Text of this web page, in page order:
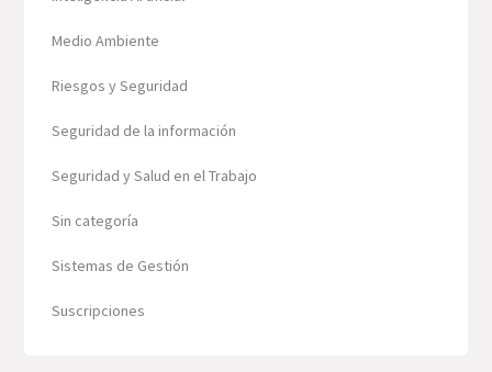
Medio Ambiente
Riesgos y Seguridad
Seguridad de la información
Seguridad y Salud en el Trabajo
Sin categoría
Sistemas de Gestión
Suscripciones